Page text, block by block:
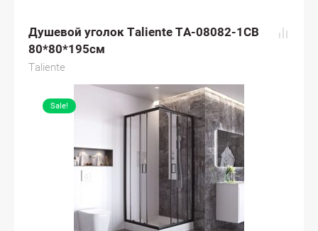
Душевой уголок Taliente TA-08082-1CB
80*80*195см
Taliente
Sale!